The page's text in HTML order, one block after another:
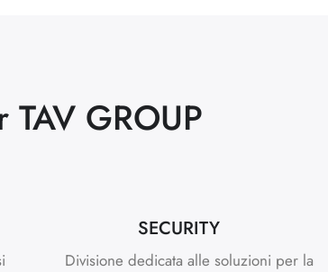
TAV GROUP
SECURITY
Divisione dedicata alle soluzioni per la